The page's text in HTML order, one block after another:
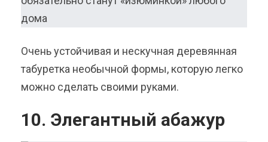
Очень устойчивая и нескучная деревянная
табуретка необычной формы, которую легко
можно сделать своими руками.
10. Элегантный абажур